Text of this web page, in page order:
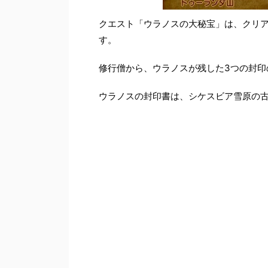
クエスト「ウラノスの大秘宝」は、クリ
す。
修行僧から、ウラノスが残した3つの封
ウラノスの封印書は、シケスビア雪原の